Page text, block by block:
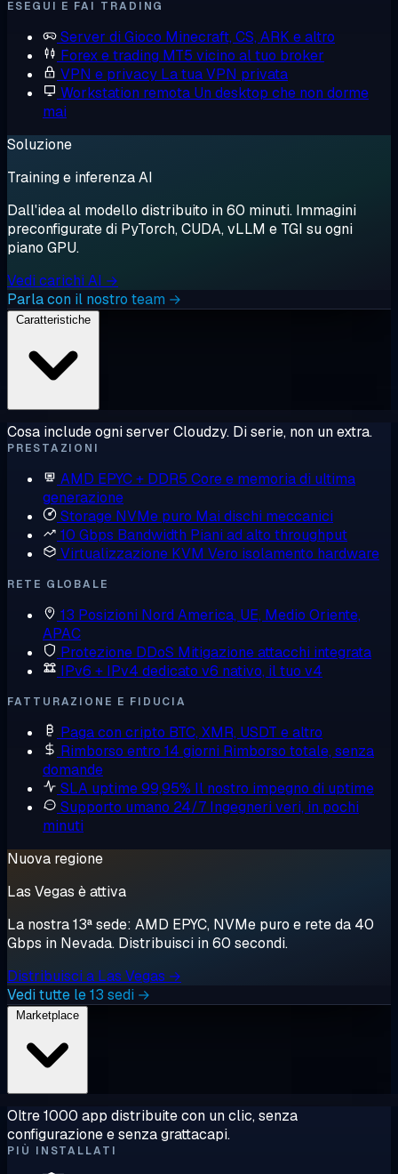
ESEGUI E FAI TRADING
Server di Gioco Minecraft, CS, ARK e altro
Forex e trading MT5 vicino al tuo broker
VPN e privacy La tua VPN privata
Workstation remota Un desktop che non dorme
mai
Soluzione
Training e inferenza AI
Dall'idea al modello distribuito in 60 minuti. Immagini
preconfigurate di PyTorch, CUDA, vLLM e TGI su ogni
piano GPU.
Vedi carichi AI →
Parla con il nostro team →
Cosa include ogni server Cloudzy. Di serie, non un extra.
PRESTAZIONI
AMD EPYC + DDR5 Core e memoria di ultima
generazione
Storage NVMe puro Mai dischi meccanici
10 Gbps Bandwidth Piani ad alto throughput
Virtualizzazione KVM Vero isolamento hardware
RETE GLOBALE
13 Posizioni Nord America, UE, Medio Oriente,
APAC
Protezione DDoS Mitigazione attacchi integrata
IPv6 + IPv4 dedicato v6 nativo, il tuo v4
FATTURAZIONE E FIDUCIA
Paga con cripto BTC, XMR, USDT e altro
Rimborso entro 14 giorni Rimborso totale, senza
domande
SLA uptime 99,95% Il nostro impegno di uptime
Supporto umano 24/7 Ingegneri veri, in pochi
minuti
Nuova regione
Las Vegas è attiva
La nostra 13ª sede: AMD EPYC, NVMe puro e rete da 40
Gbps in Nevada. Distribuisci in 60 secondi.
Distribuisci a Las Vegas →
Vedi tutte le 13 sedi →
Oltre 1000 app distribuite con un clic, senza
configurazione e senza grattacapi.
PIÙ INSTALLATI